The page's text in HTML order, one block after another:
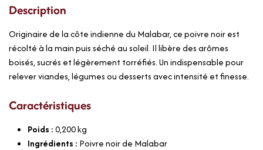
Description
Originaire de la côte indienne du Malabar, ce poivre noir est
récolté à la main puis séché au soleil. Il libère des arômes
boisés, sucrés et légèrement torréfiés. Un indispensable pour
relever viandes, légumes ou desserts avec intensité et finesse.
Caractéristiques
Poids :0,200kg
Ingrédients : Poivre noir de Malabar